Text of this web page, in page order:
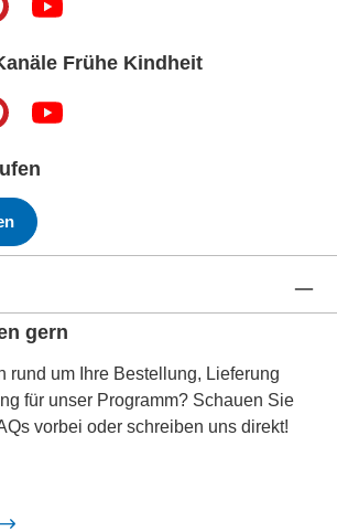
Frühe Kindheit
gern
rund um Ihre Bestellung, Lieferung
für unser Programm? Schauen Sie
vorbei oder schreiben uns direkt!